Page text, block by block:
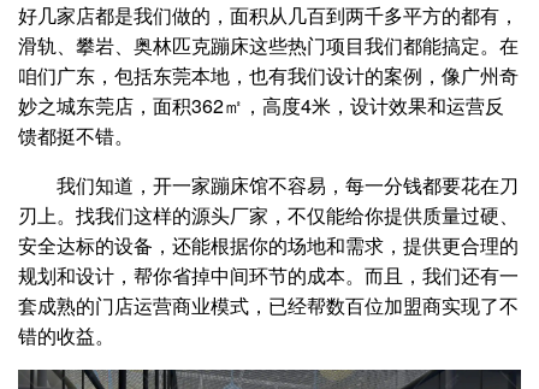
好几家店都是我们做的，面积从几百到两千多平方的都有，
滑轨、攀岩、奥林匹克蹦床这些热门项目我们都能搞定。在
咱们广东，包括东莞本地，也有我们设计的案例，像广州奇
妙之城东莞店，面积362㎡，高度4米，设计效果和运营反
馈都挺不错。
我们知道，开一家蹦床馆不容易，每一分钱都要花在刀
刃上。找我们这样的源头厂家，不仅能给你提供质量过硬、
安全达标的设备，还能根据你的场地和需求，提供更合理的
规划和设计，帮你省掉中间环节的成本。而且，我们还有一
套成熟的门店运营商业模式，已经帮数百位加盟商实现了不
错的收益。